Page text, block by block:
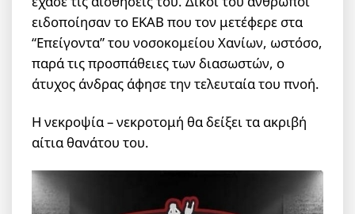
ειδοποίησαν το ΕΚΑΒ που τον μετέφερε στα
“Επείγοντα” του νοσοκομείου Χανίων, ωστόσο,
παρά τις προσπάθειες των διασωστών, ο
άτυχος άνδρας άφησε την τελευταία του πνοή.
H νεκροψία – νεκροτομή θα δείξει τα ακριβή
αίτια θανάτου του.